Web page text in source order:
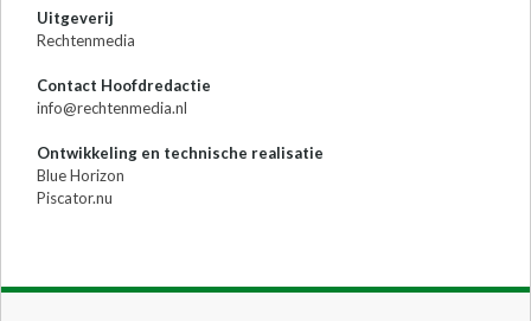
Uitgeverij
Rechtenmedia
Contact Hoofdredactie
info@rechtenmedia.nl
Ontwikkeling en technische realisatie
Blue Horizon
Piscator.nu